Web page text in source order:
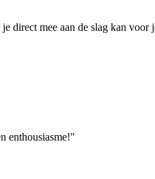
direct mee aan de slag kan voor
enthousiasme!"